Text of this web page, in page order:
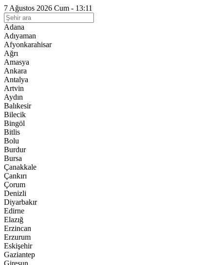
7 Ağustos 2026 Cum - 13:11
Adana
Adıyaman
Afyonkarahisar
Ağrı
Amasya
Ankara
Antalya
Artvin
Aydın
Balıkesir
Bilecik
Bingöl
Bitlis
Bolu
Burdur
Bursa
Çanakkale
Çankırı
Çorum
Denizli
Diyarbakır
Edirne
Elazığ
Erzincan
Erzurum
Eskişehir
Gaziantep
Giresun